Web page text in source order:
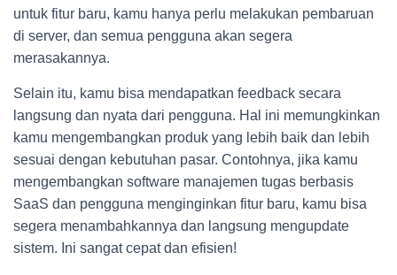
untuk fitur baru, kamu hanya perlu melakukan pembaruan
di server, dan semua pengguna akan segera
merasakannya.
Selain itu, kamu bisa mendapatkan feedback secara
langsung dan nyata dari pengguna. Hal ini memungkinkan
kamu mengembangkan produk yang lebih baik dan lebih
sesuai dengan kebutuhan pasar. Contohnya, jika kamu
mengembangkan software manajemen tugas berbasis
SaaS dan pengguna menginginkan fitur baru, kamu bisa
segera menambahkannya dan langsung mengupdate
sistem. Ini sangat cepat dan efisien!